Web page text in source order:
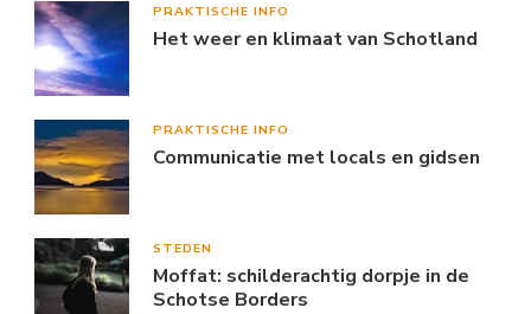
PRAKTISCHE INFO
Het weer en klimaat van Schotland
PRAKTISCHE INFO
Communicatie met locals en gidsen
STEDEN
Moffat: schilderachtig dorpje in de
Schotse Borders